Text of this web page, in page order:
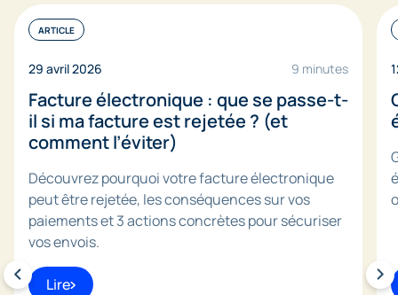
ARTICLE
29 avril 2026 9 minutes
Facture électronique : que se passe-t-
il si ma facture est rejetée ? (et
comment l’éviter)
Découvrez pourquoi votre facture électronique
peut être rejetée, les conséquences sur vos
paiements et 3 actions concrètes pour sécuriser
vos envois.
Lire